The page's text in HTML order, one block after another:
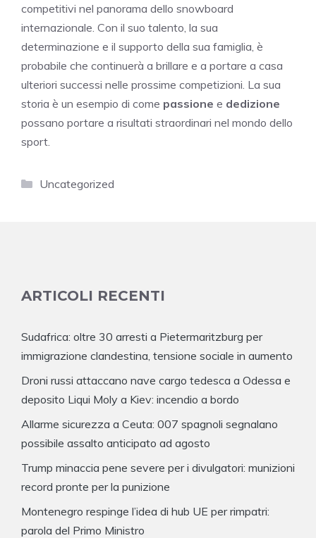
competitivi nel panorama dello snowboard
internazionale. Con il suo talento, la sua
determinazione e il supporto della sua famiglia, è
probabile che continuerà a brillare e a portare a casa
ulteriori successi nelle prossime competizioni. La sua
storia è un esempio di come passione e dedizione
possano portare a risultati straordinari nel mondo dello
sport.
Categorie
Uncategorized
ARTICOLI RECENTI
Sudafrica: oltre 30 arresti a Pietermaritzburg per
immigrazione clandestina, tensione sociale in aumento
Droni russi attaccano nave cargo tedesca a Odessa e
deposito Liqui Moly a Kiev: incendio a bordo
Allarme sicurezza a Ceuta: 007 spagnoli segnalano
possibile assalto anticipato ad agosto
Trump minaccia pene severe per i divulgatori: munizioni
record pronte per la punizione
Montenegro respinge l’idea di hub UE per rimpatri:
parola del Primo Ministro